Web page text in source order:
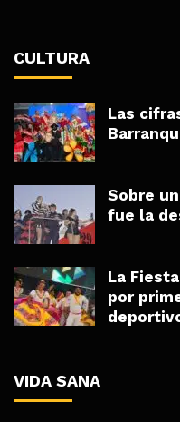
CULTURA
Las
Sobre
fue la
La
por
VIDA SANA